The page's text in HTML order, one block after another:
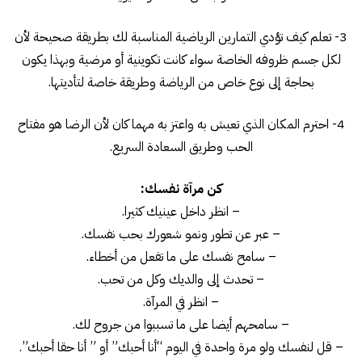
3- تعلم كيف تؤدي التمارين الرياضية المناسبة لك بطريقة صحيحة لأن
لكل جسم ظروفه الخاصة سواء كانت تكوينية أو مرضية وبهذا يكون
بحاجة إلى نوع خاص من الرياضة وطريقة خاصة لتأديتها.
4- احترم المكان الذي تعيش به واعتز به مهما كان لأن الرضا هو مفتاح
الحب وطريق السعادة السريع.
كن مرآة نفسك:
– انظر داخل عينيك كثيرا.
– عبر عن تطور ونمو شعورك بحب نفسك.
– سامح نفسك على ما تفعل من أخطاء.
– تحدث إلى والديك وكل من تحب.
– انظر في المرآة.
– سامحهم أيضا على ما تسببوا من جروح لك.
– قل لنفسك ولو مرة واحدة في اليوم “أنا أحبك” أو ” أنا حقا أحبك”.